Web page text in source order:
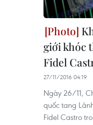
giới khóc
Fidel
27/11/2016 04:19
Ngày 26/11,
quốc tang
Fidel Castro